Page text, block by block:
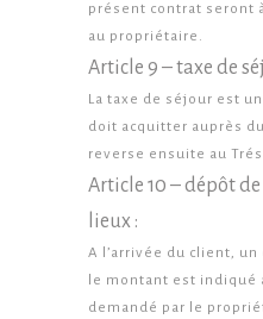
présent contrat seront
au propriétaire.
Article 9 – taxe de
La taxe de séjour est
doit acquitter auprès
reverse ensuite au
Article 10 – dépôt
lieux :
A l’arrivée du client,
le montant est indiqué
demandé par le